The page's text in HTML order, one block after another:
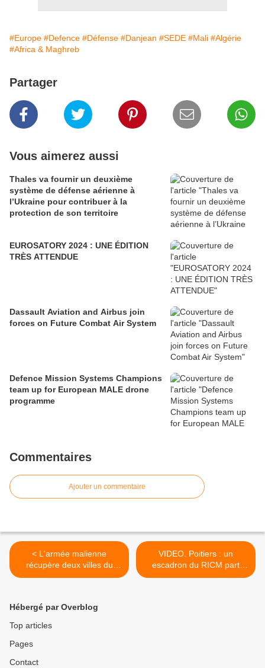
#Europe #Defence #Défense #Danjean #SEDE #Mali #Algérie
#Africa & Maghreb
Partager
Vous aimerez aussi
Thales va fournir un deuxième
système de défense aérienne à
l’Ukraine pour contribuer à la
protection de son territoire
EUROSATORY 2024 : UNE ÉDITION
TRÈS ATTENDUE
Dassault Aviation and Airbus join
forces on Future Combat Air System
Defence Mission Systems Champions
team up for European MALE drone
programme
Commentaires
Ajouter un commentaire
< L'armée malienne
récupère deux villes du
centre du pays
VIDEO. Poitiers : un
escadron du RICM part
pour le Mali >
Hébergé par Overblog
Top articles
Pages
Contact